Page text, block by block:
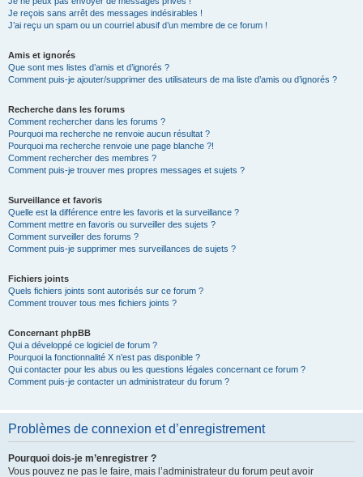
Je reçois sans arrêt des messages indésirables !
J’ai reçu un spam ou un courriel abusif d’un membre de ce forum !
Amis et ignorés
Que sont mes listes d’amis et d’ignorés ?
Comment puis-je ajouter/supprimer des utilisateurs de ma liste d’amis ou d’ignorés ?
Recherche dans les forums
Comment rechercher dans les forums ?
Pourquoi ma recherche ne renvoie aucun résultat ?
Pourquoi ma recherche renvoie une page blanche ?!
Comment rechercher des membres ?
Comment puis-je trouver mes propres messages et sujets ?
Surveillance et favoris
Quelle est la différence entre les favoris et la surveillance ?
Comment mettre en favoris ou surveiller des sujets ?
Comment surveiller des forums ?
Comment puis-je supprimer mes surveillances de sujets ?
Fichiers joints
Quels fichiers joints sont autorisés sur ce forum ?
Comment trouver tous mes fichiers joints ?
Concernant phpBB
Qui a développé ce logiciel de forum ?
Pourquoi la fonctionnalité X n’est pas disponible ?
Qui contacter pour les abus ou les questions légales concernant ce forum ?
Comment puis-je contacter un administrateur du forum ?
Problèmes de connexion et d’enregistrement
Pourquoi dois-je m’enregistrer ?
Vous pouvez ne pas le faire, mais l’administrateur du forum peut avoir